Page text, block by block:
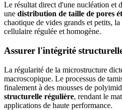
Le résultat direct d'une nucléation et
une distribution de taille de pores
chaotique de vides grands et petits,
cellulaire régulée et homogène.
Assurer l'intégrité
La régularité de la microstructure
macroscopique. Le processus de
finalement à des mousses de
structurelle régulière, rendant le
applications de haute performance.